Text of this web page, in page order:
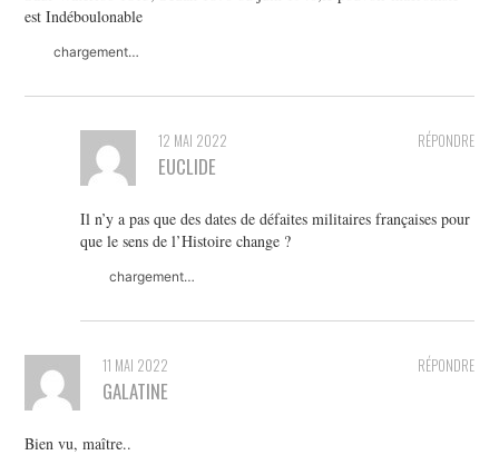
est Indéboulonable
chargement…
RÉPONDRE
12 MAI 2022
EUCLIDE
Il n’y a pas que des dates de défaites militaires françaises pour
que le sens de l’Histoire change ?
chargement…
RÉPONDRE
11 MAI 2022
GALATINE
Bien vu, maître..